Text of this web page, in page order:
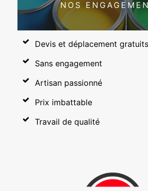
NOS
Devis et déplacement gratuits
Sans engagement
Artisan passionné
Prix imbattable
Travail de qualité